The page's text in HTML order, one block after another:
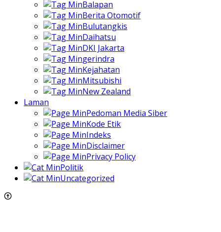
Balapan
Berita Otomotif
Bulutangkis
Daihatsu
DKI Jakarta
gerindra
Kejahatan
Mitsubishi
New Zealand
Laman
Pedoman Media Siber
Kode Etik
Indeks
Disclaimer
Privacy Policy
Politik
Uncategorized